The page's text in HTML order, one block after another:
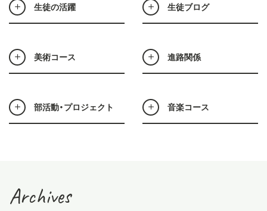
生徒の活躍 生徒ブログ
美術コース 進路関係
部活動・プロジェクト 音楽コース
Archives